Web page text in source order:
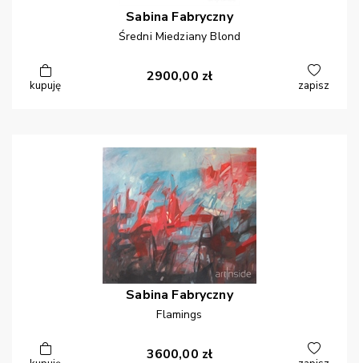
Sabina Fabryczny
Średni Miedziany Blond
kupuję
2900,00 zł
zapisz
Sabina Fabryczny
Flamings
3600,00 zł